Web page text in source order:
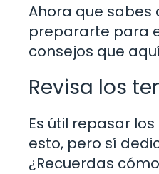
Ahora que sabes
prepararte para
consejos que
Revisa los
Es útil repasar
esto, pero sí
¿Recuerdas